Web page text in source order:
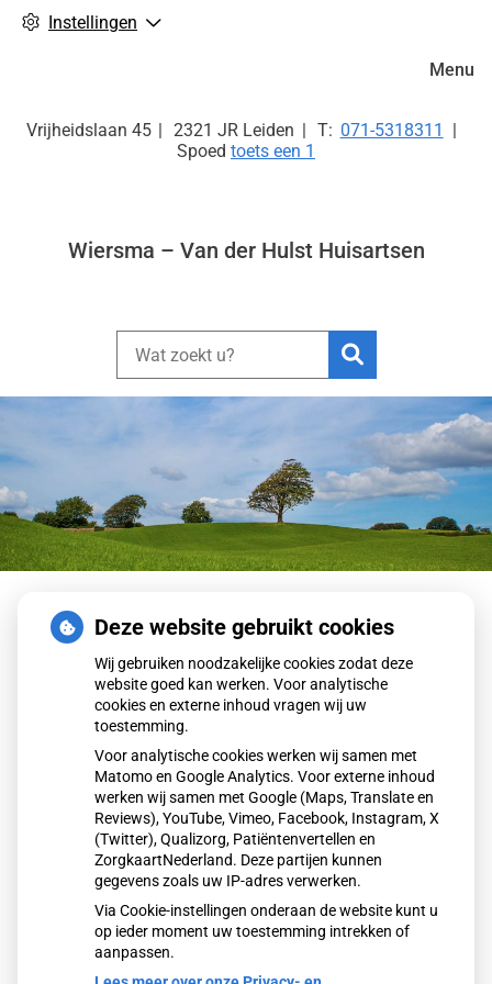
Instellingen
Vrijheidslaan 45 2321 JR Leiden Tel:
071-5318311
Spoed toets een 1
Wiersma – Van der Hulst Huisartsen
Zoeken
Menu
Home Praktische informatie Thuisarts.nl
Thuisarts
Wilt u googlen naar uw klachten of adviezen bij kleine
kwalen? Doe dit dan op de volgende website:
Thuisarts. Thuisarts is een website gemaakt door
(huis)artsen, vóór patienten. Hier kunt u goede
adviezen vinden, uitleg over ziekte en wanneer u
bijvoorbeeld contact op moet nemen met uw huisarts.
Voor het laatste nieuws van Thuisarts, klikhier .
Deze website gebruikt cookies
Wij gebruiken noodzakelijke cookies zodat deze
website goed kan werken. Voor analytische
cookies en externe inhoud vragen wij uw
toestemming.
Voor analytische cookies werken wij samen met
Matomo en Google Analytics. Voor externe inhoud
werken wij samen met Google (Maps, Translate en
Reviews), YouTube, Vimeo, Facebook, Instagram, X
(Twitter), Qualizorg, Patiëntenvertellen en
ZorgkaartNederland. Deze partijen kunnen
gegevens zoals uw IP-adres verwerken.
Via Cookie-instellingen onderaan de website kunt u
op ieder moment uw toestemming intrekken of
aanpassen.